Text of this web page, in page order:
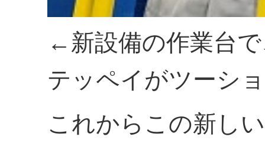
←新設備の作業台
テッペイがツーシ
これからこの新し